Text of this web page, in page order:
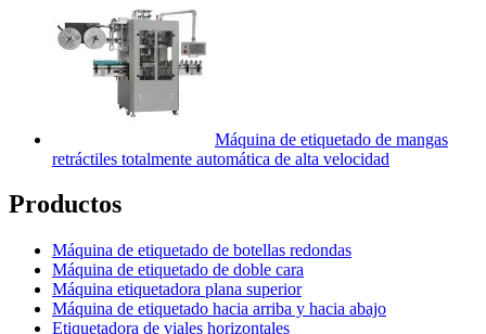
Máquina de etiquetado de mangas
retráctiles totalmente automática de alta velocidad
Productos
Máquina de etiquetado de botellas redondas
Máquina de etiquetado de doble cara
Máquina etiquetadora plana superior
Máquina de etiquetado hacia arriba y hacia abajo
Etiquetadora de viales horizontales